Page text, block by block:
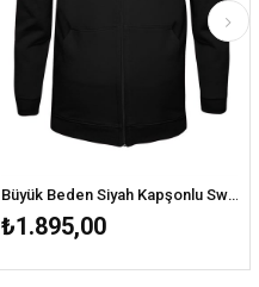
Büyük Beden Siyah Kapşonlu Sweat
₺1.895,00